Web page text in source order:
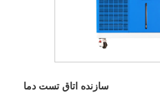
سازنده اتاق تست دما